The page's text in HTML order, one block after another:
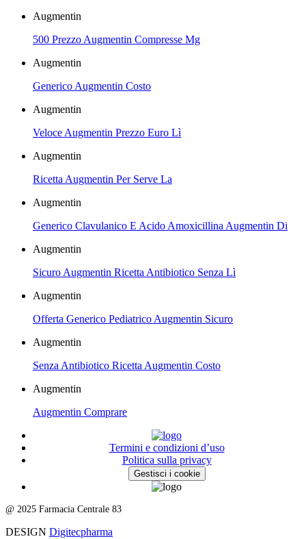
Augmentin
500 Prezzo Augmentin Compresse Mg
Augmentin
Generico Augmentin Costo
Augmentin
Veloce Augmentin Prezzo Euro Lì
Augmentin
Ricetta Augmentin Per Serve La
Augmentin
Generico Clavulanico E Acido Amoxicillina Augmentin Di
Augmentin
Sicuro Augmentin Ricetta Antibiotico Senza Lì
Augmentin
Offerta Generico Pediatrico Augmentin Sicuro
Augmentin
Senza Antibiotico Ricetta Augmentin Costo
Augmentin
Augmentin Comprare
Termini e condizioni d’uso
Politica sulla privacy
Gestisci i cookie
@ 2025 Farmacia Centrale 83
DESIGN Digitecpharma